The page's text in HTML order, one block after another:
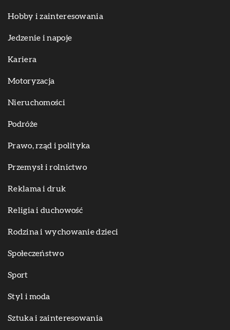
Hobby i zainteresowania
Jedzenie i napoje
Kariera
Motoryzacja
Nieruchomości
Podróże
Prawo, rząd i polityka
Przemysł i rolnictwo
Reklama i druk
Religia i duchowość
Rodzina i wychowanie dzieci
Społeczeństwo
Sport
Styl i moda
Sztuka i zainteresowania